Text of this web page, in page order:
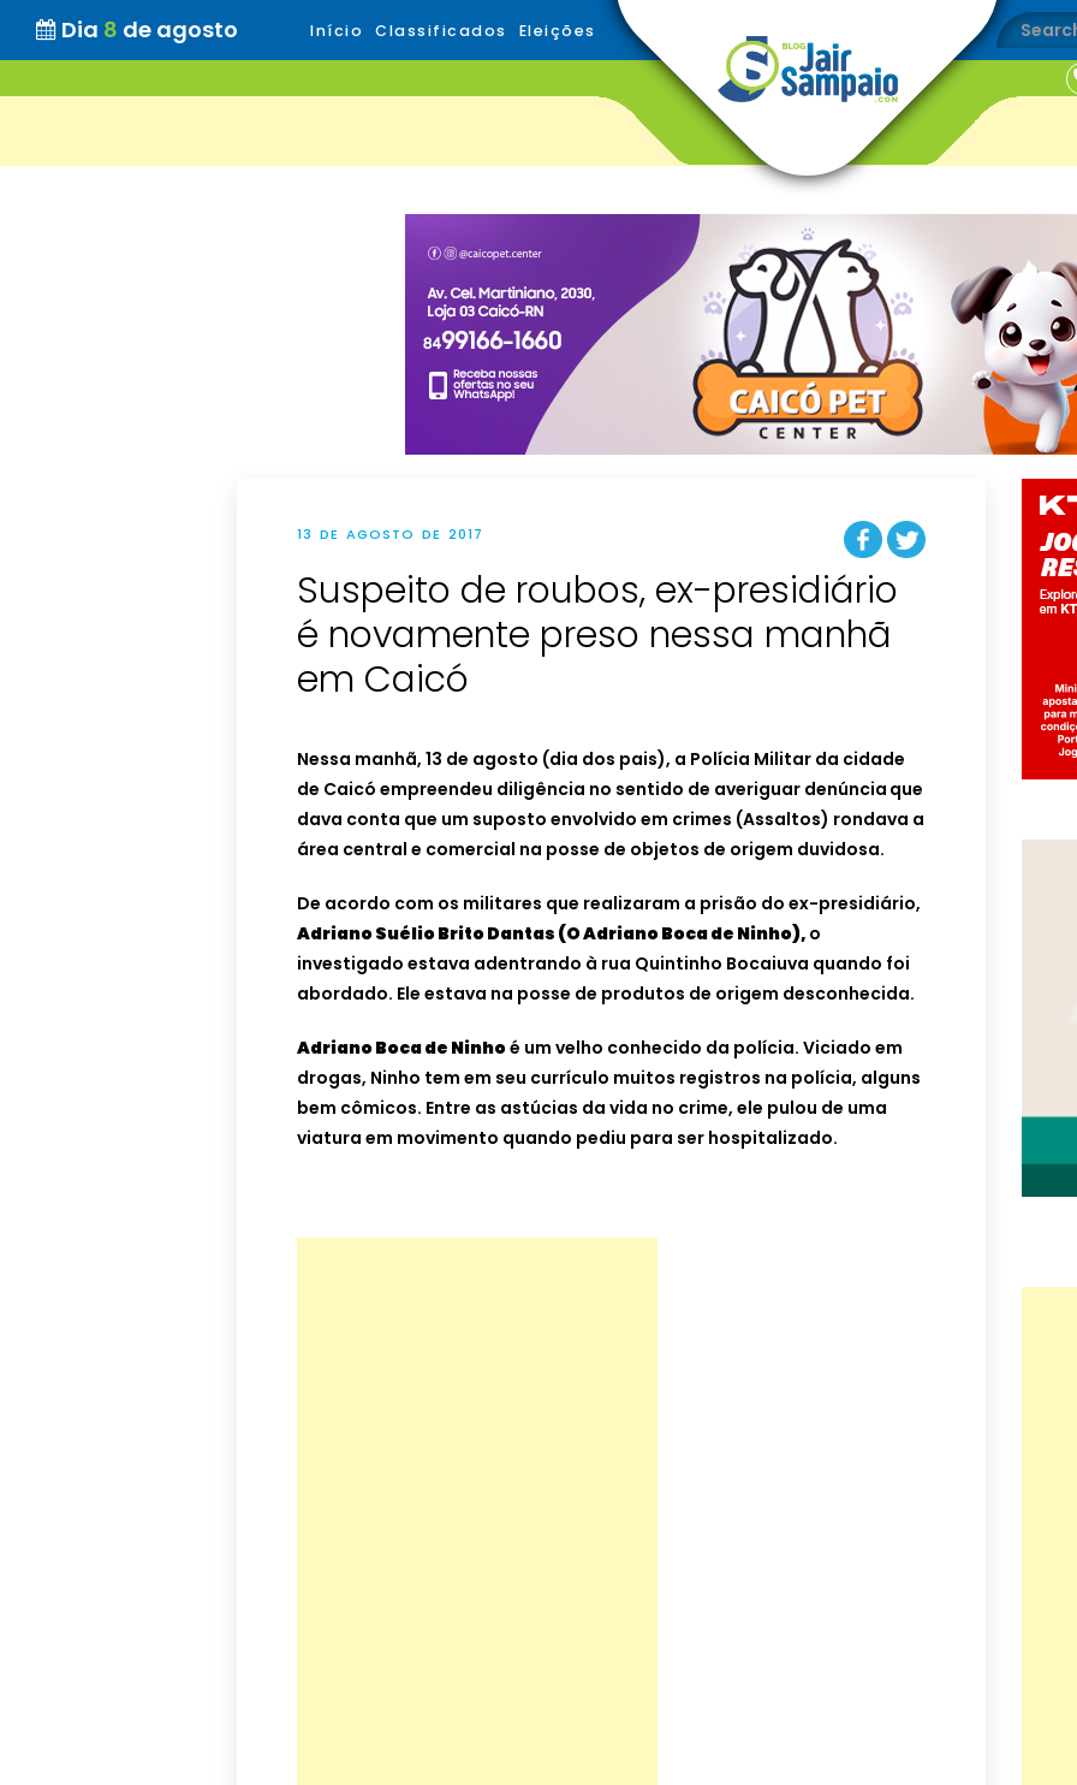
Dia 8 de agosto Início Classificados Eleições
13 DE AGOSTO DE 2017
Suspeito de roubos, ex-presidiário
é novamente preso nessa manhã
em Caicó
Nessa manhã, 13 de agosto (dia dos pais), a Polícia Militar da cidade
de Caicó empreendeu diligência no sentido de averiguar denúncia que
dava conta que um suposto envolvido em crimes (Assaltos) rondava a
área central e comercial na posse de objetos de origem duvidosa.
De acordo com os militares que realizaram a prisão do ex-presidiário,
Adriano Suélio Brito Dantas (O Adriano Boca de Ninho), o
investigado estava adentrando à rua Quintinho Bocaiuva quando foi
abordado. Ele estava na posse de produtos de origem desconhecida.
Adriano Boca de Ninhoé um velho conhecido da polícia. Viciado em
drogas, Ninho tem em seu currículo muitos registros na polícia, alguns
bem cômicos. Entre as astúcias da vida no crime, ele pulou de uma
viatura em movimento quando pediu para ser hospitalizado.